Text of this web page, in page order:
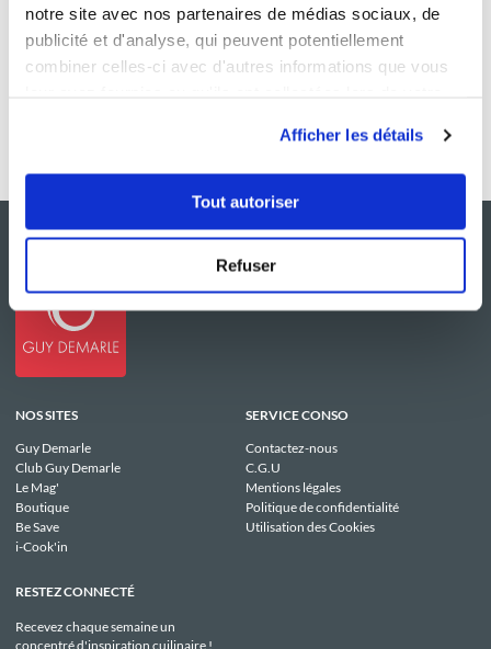
notre site avec nos partenaires de médias sociaux, de
publicité et d'analyse, qui peuvent potentiellement
combiner celles-ci avec d'autres informations que vous
Afficher les détails
Tout autoriser
Refuser
NOS SITES
Guy Demarle
Club Guy Demarle
Le Mag'
Boutique
Be Save
i-Cook'in
SERVICE CONSO
Contactez-nous
C.G.U
Mentions légales
Politique de confidentialité
Utilisation des Cookies
RESTEZ CONNECTÉ
Recevez chaque semaine un
concentré d'inspiration cuilinaire !